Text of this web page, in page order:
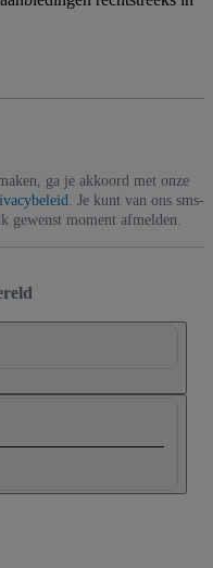
ga je akkoord met onze
. Je kunt van ons sms-
gewenst moment afmelden.